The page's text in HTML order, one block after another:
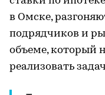
в Омске,
подрядчиков и
объеме, который
реализовать